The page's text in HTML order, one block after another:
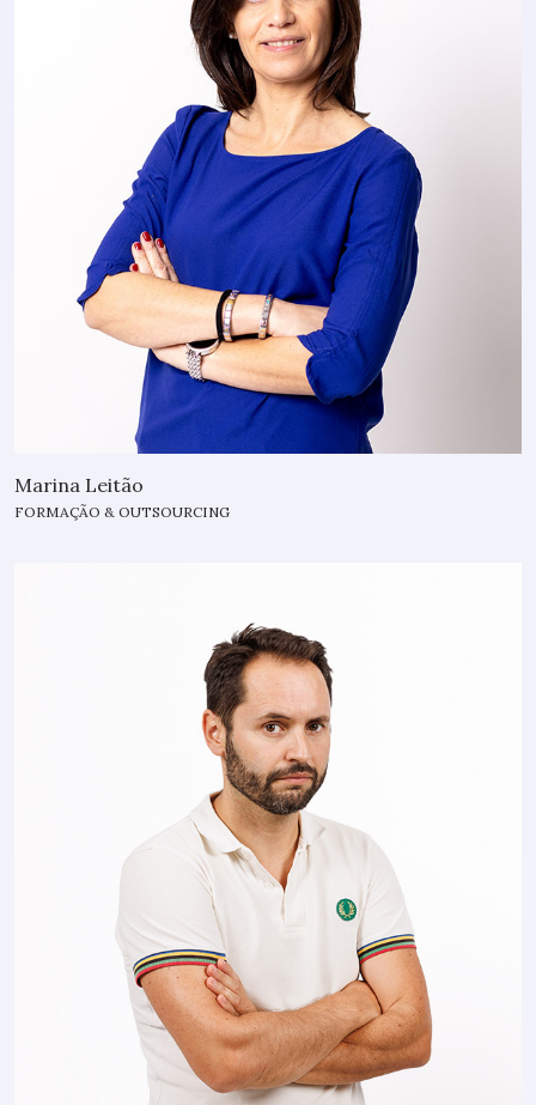
Marina Leitão
FORMAÇÃO & OUTSOURCING